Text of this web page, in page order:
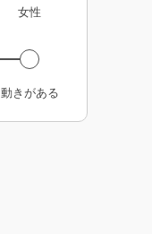
女性
動きがある